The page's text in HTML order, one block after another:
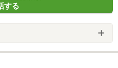
する